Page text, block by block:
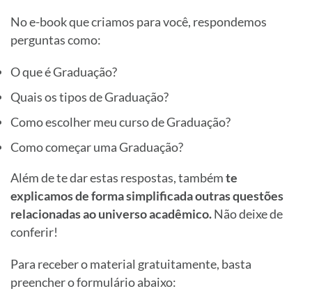
No e-book que criamos para você, respondemos
perguntas como:
O que é Graduação?
Quais os tipos de Graduação?
Como escolher meu curso de Graduação?
Como começar uma Graduação?
Além de te dar estas respostas, tambémte
explicamos de forma simplificada outras questões
relacionadas ao universo acadêmico.Não deixe de
conferir!
Para receber o material gratuitamente, basta
preencher o formulário abaixo: